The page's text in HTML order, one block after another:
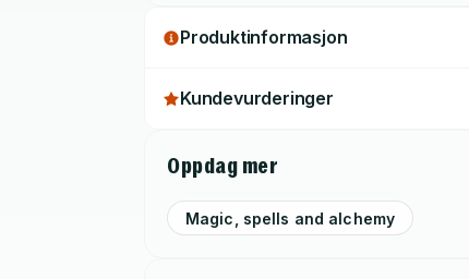
Produktinformasjon
Kundevurderinger
Oppdag mer
Magic, spells and alchemy